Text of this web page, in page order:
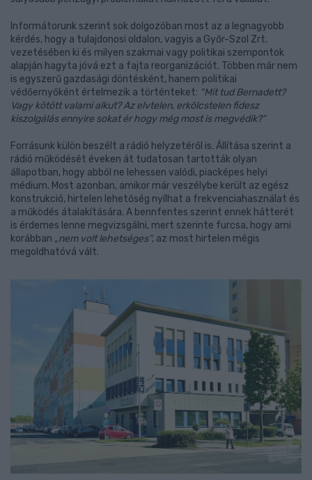
Informátorunk szerint sok dolgozóban most az a legnagyobb
kérdés, hogy a tulajdonosi oldalon, vagyis a Győr-Szol Zrt.
vezetésében ki és milyen szakmai vagy politikai szempontok
alapján hagyta jóvá ezt a fajta reorganizációt. Többen már nem
is egyszerű gazdasági döntésként, hanem politikai
védőernyőként értelmezik a történteket: “Mit tud Bernadett?
Vagy kötött valami alkut? Az elvtelen, erkölcstelen fidesz
kiszolgálás ennyire sokat ér hogy még most is megvédik?”
Forrásunk külön beszélt a rádió helyzetéről is. Állítása szerint a
rádió működését éveken át tudatosan tartották olyan
állapotban, hogy abból ne lehessen valódi, piacképes helyi
médium. Most azonban, amikor már veszélybe került az egész
konstrukció, hirtelen lehetőség nyílhat a frekvenciahasználat és
a működés átalakítására. A bennfentes szerint ennek hátterét
is érdemes lenne megvizsgálni, mert szerinte furcsa, hogy ami
korábban „nem volt lehetséges”, az most hirtelen mégis
megoldhatóvá vált.